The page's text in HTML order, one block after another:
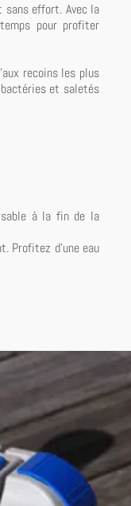
sans effort. Avec la
pour profiter
recoins les plus
et saletés
à la fin de la
Profitez d'une eau